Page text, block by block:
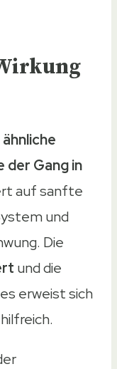
der Gang in
auf sanfte
und
Die
und die
erweist sich